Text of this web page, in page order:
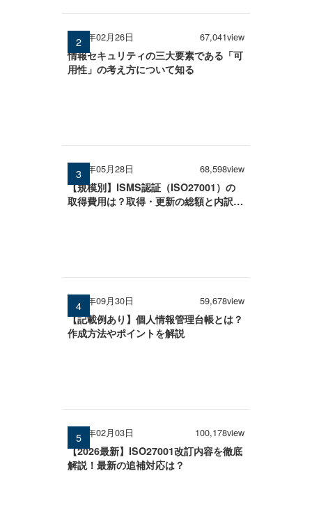
2026年02月26日 67,041view
情報セキュリティの三大要素である「可
用性」の考え方について知る
2026年05月28日 68,598view
【規模別】ISMS認証（ISO27001）の
取得費用は？取得・更新の総額と内訳を
2025年09月30日 59,678view
【記載例あり】個人情報管理台帳とは？
作成方法やポイントを解説
2026年02月03日 100,178view
【2026最新】ISO27001改訂内容を徹底
解説！最新の追補対応は？